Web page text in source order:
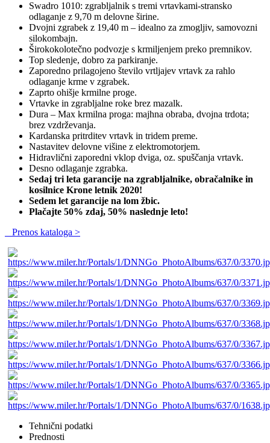
Swadro 1010: zgrabljalnik s tremi vrtavkami-stransko
odlaganje z 9,70 m delovne širine.
Dvojni zgrabek z 19,40 m – idealno za zmogljiv, samovozni
silokombajn.
Širokokolotečno podvozje s krmiljenjem preko premnikov.
Top sledenje, dobro za parkiranje.
Zaporedno prilagojeno število vrtljajev vrtavk za rahlo
odlaganje krme v zgrabek.
Zaprto ohišje krmilne proge.
Vrtavke in zgrabljalne roke brez mazalk.
Dura – Max krmilna proga: majhna obraba, dvojna trdota;
brez vzdrževanja.
Kardanska pritrditev vrtavk in tridem preme.
Nastavitev delovne višine z elektromotorjem.
Hidravlični zaporedni vklop dviga, oz. spuščanja vrtavk.
Desno odlaganje zgrabka.
Sedaj tri leta garancije na zgrabljalnike, obračalnike in
kosilnice Krone letnik 2020!
Sedem let garancije na lom žbic.
Plačajte 50% zdaj, 50% naslednje leto!
Prenos kataloga >
Tehnični podatki
Prednosti